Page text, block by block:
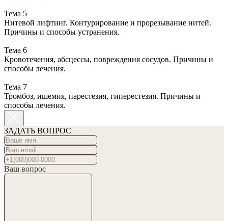
Тема 5
Нитевой лифтинг. Контурирование и прорезывание нитей.
Причины и способы устранения.
Тема 6
Кровотечения, абсцессы, повреждения сосудов. Причины и
способы лечения.
Тема 7
Тромбоз, ишемия, парестезия, гиперестезия. Причины и
способы лечения.
ЗАДАТЬ ВОПРОС
Ваш вопрос